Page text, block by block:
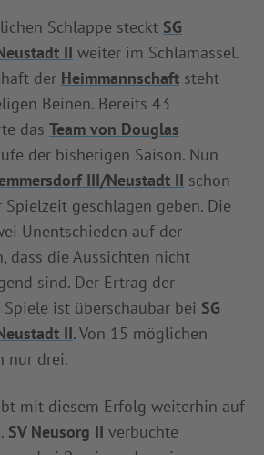
Schlappe steckt SG
II weiter im Schlamassel.
der Heimmannschaft steht
Beinen. Bereits 43
das Team von Douglas
der bisherigen Saison. Nun
III/Neustadt II schon
geschlagen geben. Die
Unentschieden auf der
dass die Aussichten nicht
sind. Der Ertrag der
ist überschaubar bei SG
II. Von 15 möglichen
nur drei.
mit diesem Erfolg weiterhin auf
SV Neusorg II verbuchte